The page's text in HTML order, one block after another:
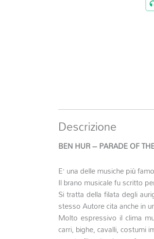
Descrizione
BEN HUR – PARADE OF
E’ una delle musiche più
Il brano musicale fu scritto
Si tratta della filata degli
stesso Autore cita anche in
Molto espressivo il clima
carri, bighe, cavalli, costumi